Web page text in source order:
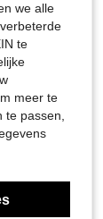
we alle
te
meer te
passen,